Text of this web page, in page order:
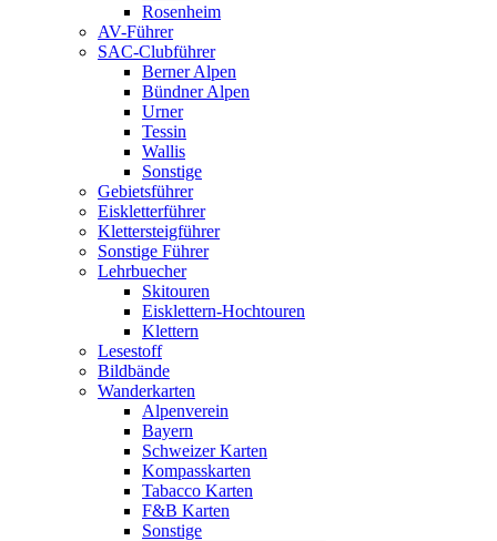
Rosenheim
AV-Führer
SAC-Clubführer
Berner Alpen
Bündner Alpen
Urner
Tessin
Wallis
Sonstige
Gebietsführer
Eiskletterführer
Klettersteigführer
Sonstige Führer
Lehrbuecher
Skitouren
Eisklettern-Hochtouren
Klettern
Lesestoff
Bildbände
Wanderkarten
Alpenverein
Bayern
Schweizer Karten
Kompasskarten
Tabacco Karten
F&B Karten
Sonstige